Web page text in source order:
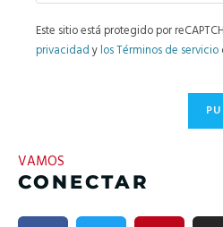
Este sitio está protegido por
privacidadylos Términos de servicio
VAMOS
CONECTAR